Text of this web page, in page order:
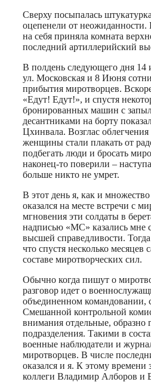
Сверху посыпалась
оцепенели от неожиданности.
на себя приняла комната
последний артиллерийский
В полдень следующего дня 14
ул. Московская и 8 Июня
прибытия миротворцев.
«Едут! Едут!», и спустя
бронированных машин с
десантниками на борту
Цхинвала. Возглас
женщины стали плакать от
подбегать люди и бросать
наконец-то поверили –
больше никто не умрет.
В этот день я, как и
оказался на месте встречи с
мгновения эти солдаты в
надписью «МС» казались мне
высшей справедливости.
что спустя несколько месяцев
составе миротворческих сил.
Обычно когда пишут о
разговор идет о
объединенном командовании,
Смешанной контрольной
внимания отдельные, образно
подразделения. Такими в
военные наблюдатели и
миротворцев. В числе
оказался и я. К этому
коллеги Владимир Алборов и